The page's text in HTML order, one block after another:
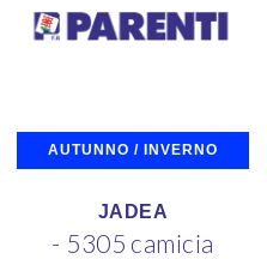
AUTUNNO / INVERNO
JADEA
- 5305 camicia